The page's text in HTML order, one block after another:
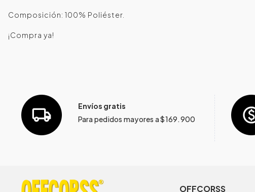
Composición: 100% Poliéster.
¡Compra ya!
Envíos gratis
Para pedidos mayores a $169.900
OFFCORSS